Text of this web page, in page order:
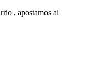
, apostamos al